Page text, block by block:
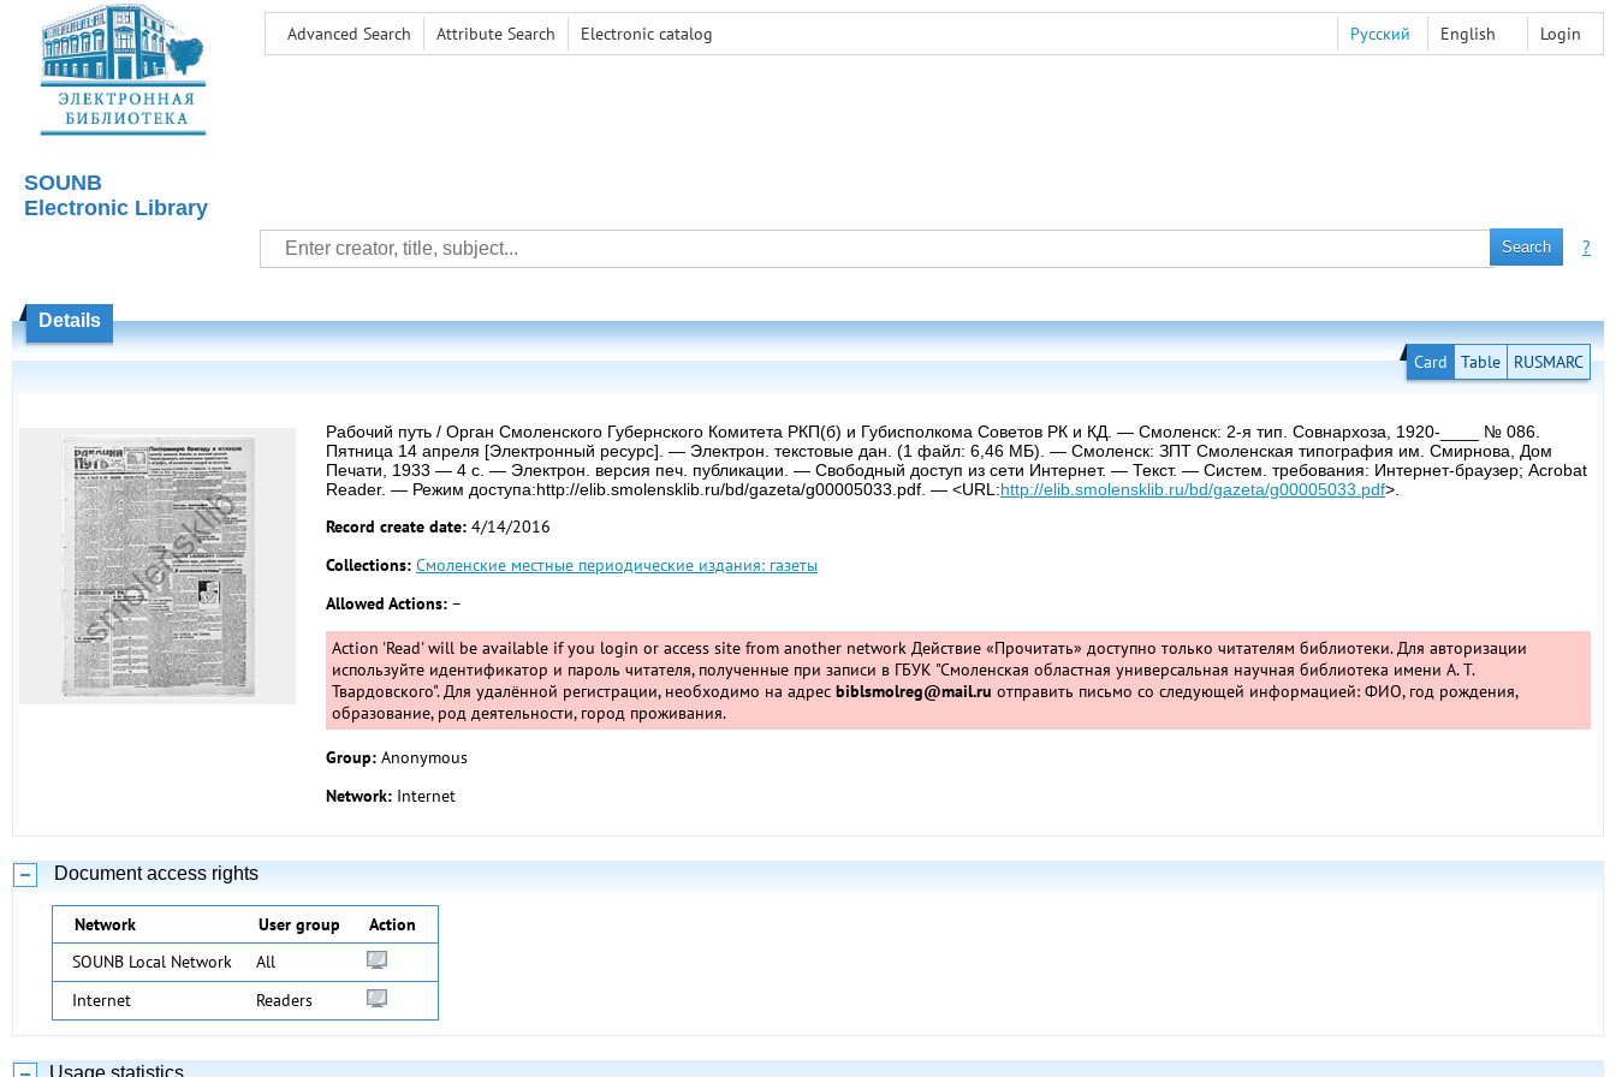
Advanced Search Attribute Search Electronic сatalog Login
Русский English
SOUNB
Electronic Library
?
Details
Card Table RUSMARC
Рабочий путь / Орган Смоленского Губернского Комитета РКП(б) и Губисполкома Советов РК и КД. — Смоленск: 2-я тип. Совнархоза, 1920-____ № 086.
Пятница 14 апреля [Электронный ресурс]. — Электрон. текстовые дан. (1 файл: 6,46 МБ). — Смоленск: ЗПТ Смоленская типография им. Смирнова, Дом
Печати, 1933 — 4 с. — Электрон. версия печ. публикации. — Свободный доступ из сети Интернет. — Текст. — Систем. требования: Интернет-браузер; Acrobat
Reader. — Режим доступа:http://elib.smolensklib.ru/bd/gazeta/g00005033.pdf. — <URL:http://elib.smolensklib.ru/bd/gazeta/g00005033.pdf>.
Record create date: 4/14/2016
Collections: Смоленские местные периодические издания: газеты
Allowed Actions: –
Action 'Read' will be available if you login or access site from another network Действие «Прочитать» доступно только читателям библиотеки. Для авторизации
используйте идентификатор и пароль читателя, полученные при записи в ГБУК "Смоленская областная универсальная научная библиотека имени А. Т.
Твардовского". Для удалённой регистрации, необходимо на адрес biblsmolreg@mail.ru отправить письмо со следующей информацией: ФИО, год рождения,
образование, род деятельности, город проживания.
Group: Anonymous
Network: Internet
Document access rights
Network User group
Action
SOUNB Local Network
All
Internet
Readers
Usage statistics